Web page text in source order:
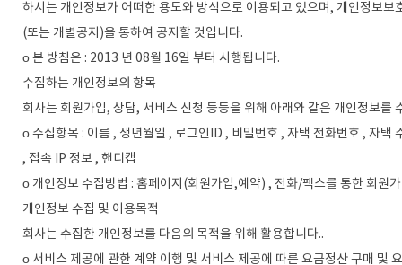
하시는 개인정보가 어떠한 용도와 방식으로 이용되고 있으며, 개인정보
(또는 개별공지)을 통하여 공지할 것입니다.
ο 본 방침은 : 2013 년 08월 16일 부터 시행됩니다.
수집하는 개인정보의 항목
회사는 회원가입, 상담, 서비스 신청 등등을 위해 아래와 같은 개인정보를
ο 수집항목 : 이름 , 생년월일 , 로그인ID , 비밀번호 , 자택 전화번호 , 자
, 접속 IP 정보 , 핸디캡
ο 개인정보 수집방법 : 홈페이지(회원가입,예약) , 전화/팩스를 통한 회원
개인정보 수집 및 이용목적
회사는 수집한 개인정보를 다음의 목적을 위해 활용합니다..
ο 서비스 제공에 관한 계약 이행 및 서비스 제공에 따른 요금정산 구매 및